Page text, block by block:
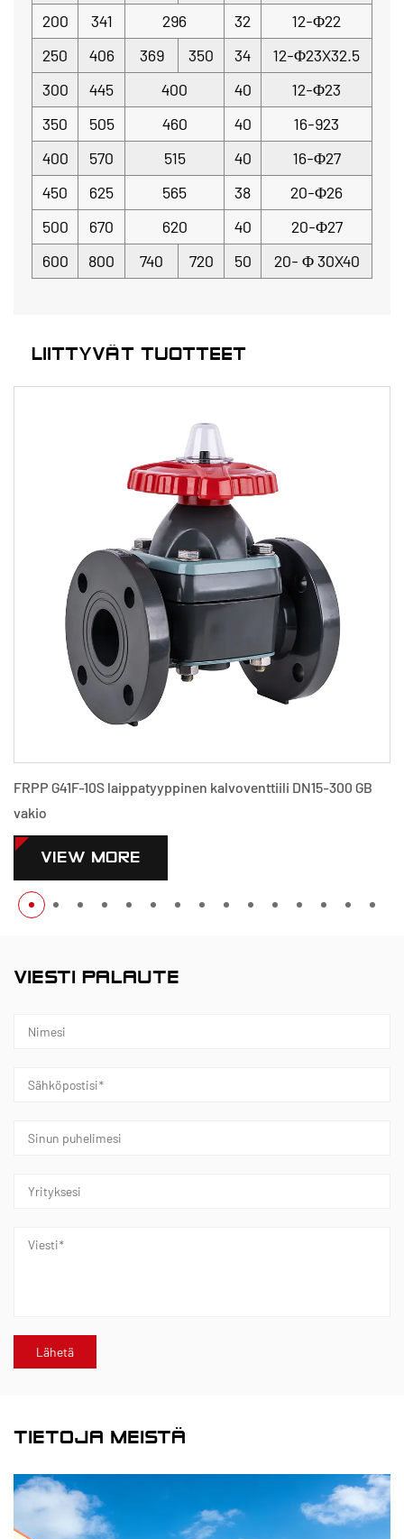
200 341 296 32
12-Φ22
250
406 369 350 34
12-Φ23X32.5
300
445 400 40
12-Φ23
350
505 460 40
16-923
400
570 515 40
16-Φ27
450
625 565 38
20-Φ26
500
670 620 40
20-Φ27
600
800 740 720 50 20- Φ30X40
LIITTYVÄT TUOTTEET
FRPP G41F-10S laippatyyppinen kalvoventtiili DN15-300 GB
vakio
VIEW MORE
VIESTI PALAUTE
TIETOJA MEISTÄ